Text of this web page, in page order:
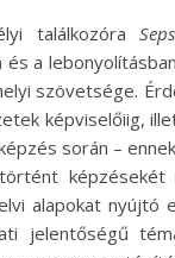
találkozóra
a
szövetsége.
képviselőiig,
során –
alapokat nyújtó
jelentőségű